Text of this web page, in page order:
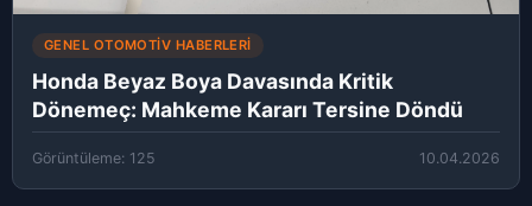
GENEL OTOMOTIV HABERLERI
Honda Beyaz Boya Davasında Kritik
Dönemeç: Mahkeme Kararı Tersine Döndü
Görüntüleme: 125 10.04.2026